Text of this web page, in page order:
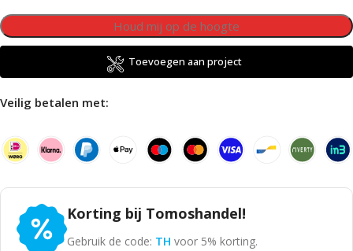
Toevoegen aan project
Veilig betalen met:
Korting bij Tomoshandel!
Gebruik de code: TH voor 5% korting.